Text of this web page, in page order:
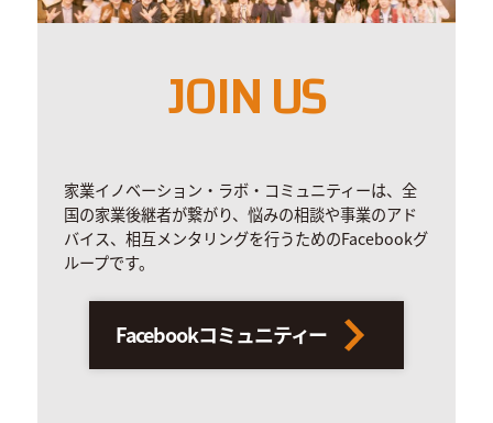
JOIN US
家業イノベーション・ラボ・コミュニティーは、全
国の家業後継者が繋がり、悩みの相談や事業のアド
バイス、相互メンタリングを行うためのFacebookグ
ループです。
Facebookコミュニティー